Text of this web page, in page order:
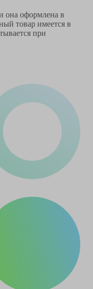
она оформлена в
товар имеется в
при